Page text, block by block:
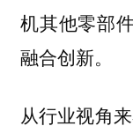
机其他零部件
融合创新。
从行业视角